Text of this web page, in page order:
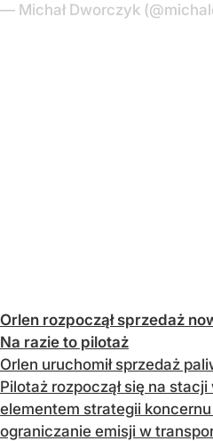
— Michał Dworczyk
Orlen rozpoczął sprzedaż
Na razie to pilotaż
Orlen uruchomił sprzedaż
Pilotaż rozpoczął się na
elementem strategii koncernu
ograniczanie emisji w